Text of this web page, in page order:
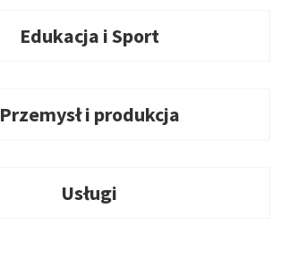
Edukacja i Sport
Przemysł i produkcja
Usługi